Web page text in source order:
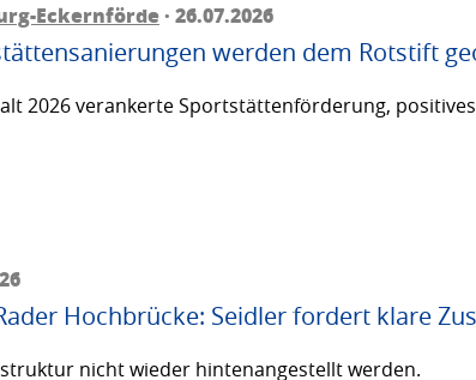
Eckernförde· 26.07.2026
werden dem Rotstift
2026 verankerte Sportstättenförderung,
Hochbrücke: Seidler fordert klare
nicht wieder hintenangestellt werden.